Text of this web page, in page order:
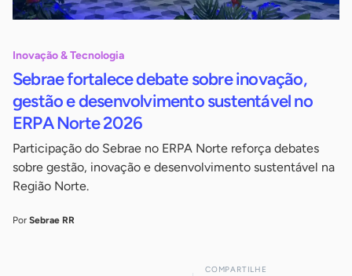
Inovação & Tecnologia
Sebrae fortalece debate sobre inovação,
gestão e desenvolvimento sustentável no
ERPA Norte 2026
Participação do Sebrae no ERPA Norte reforça debates
sobre gestão, inovação e desenvolvimento sustentável na
Região Norte.
Por Sebrae RR
COMPARTILHE